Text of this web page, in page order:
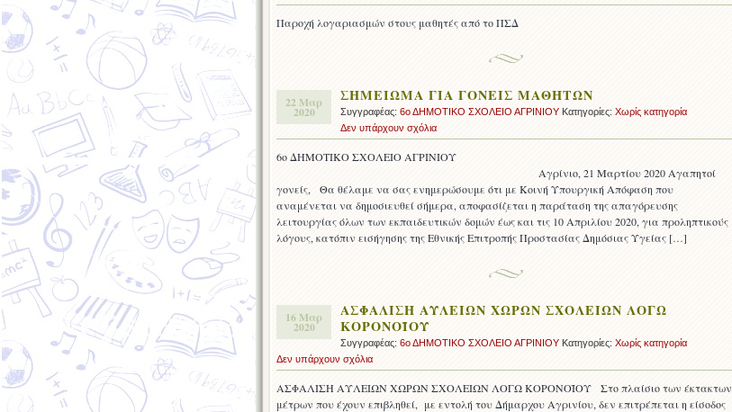
Παροχή λογαριασμών στους μαθητές από το ΠΣΔ
22 Μαρ
2020
ΣΗΜΕΙΩΜΑ ΓΙΑ ΓΟΝΕΙΣ ΜΑΘΗΤΩΝ
Συγγραφέας: 6ο ΔΗΜΟΤΙΚΟ ΣΧΟΛΕΙΟ ΑΓΡΙΝΙΟΥ Κατηγορίες: Χωρίς κατηγορία
Δεν υπάρχουν σχόλια
6ο ΔΗΜΟΤΙΚΟ ΣΧΟΛΕΙΟ ΑΓΡΙΝΙΟΥ
Αγρίνιο, 21 Μαρτίου 2020 Αγαπητοί
γονείς, Θα θέλαμε να σας ενημερώσουμε ότι με Κοινή Υπουργική Απόφαση που
αναμένεται να δημοσιευθεί σήμερα, αποφασίζεται η παράταση της απαγόρευσης
λειτουργίας όλων των εκπαιδευτικών δομών έως και τις 10 Απριλίου 2020, για προληπτικούς
λόγους, κατόπιν εισήγησης της Εθνικής Επιτροπής Προστασίας Δημόσιας Υγείας […]
16 Μαρ
2020
ΑΣΦΑΛΙΣΗ ΑΥΛΕΙΩΝ ΧΩΡΩΝ ΣΧΟΛΕΙΩΝ ΛΟΓΩ
ΚΟΡΟΝΟΪΟΥ
Συγγραφέας: 6ο ΔΗΜΟΤΙΚΟ ΣΧΟΛΕΙΟ ΑΓΡΙΝΙΟΥ Κατηγορίες: Χωρίς κατηγορία
Δεν υπάρχουν σχόλια
ΑΣΦΑΛΙΣΗ ΑΥΛΕΙΩΝ ΧΩΡΩΝ ΣΧΟΛΕΙΩΝ ΛΟΓΩ ΚΟΡΟΝΟΪΟΥ Στο πλαίσιο των έκτακτων
μέτρων που έχουν επιβληθεί, με εντολή του Δήμαρχου Αγρινίου, δεν επιτρέπεται η είσοδος